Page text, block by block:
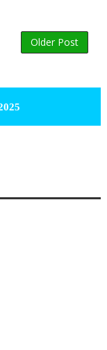
Older Post